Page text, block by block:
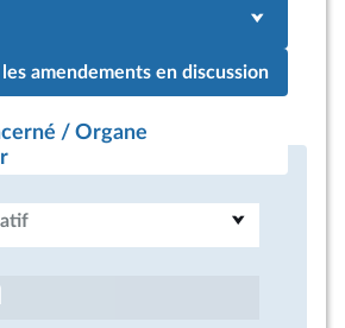
amendements en discussion
/ Organe